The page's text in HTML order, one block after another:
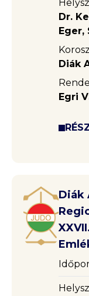
Dr.
Eger,
Diák
Egri
Diák